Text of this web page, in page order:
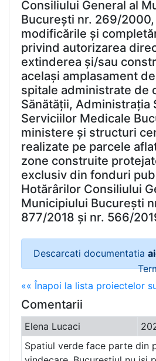
Consiliului General al
București nr. 269/
modificările și
privind autorizarea
extinderea și/sau
același amplasament
spitale administrate de
Sănătății, Administrația
Serviciilor Medicale
ministere și structuri
realizate pe parcele
zone construite
exclusiv din fonduri
Hotărârilor Consiliului
Municipiului București
877/2018 și nr. 566/
Descarcati documentatia
«« Înapoi la lista proiectelor
Comentarii
Elena Lucaci
Spatiul verde face parte din